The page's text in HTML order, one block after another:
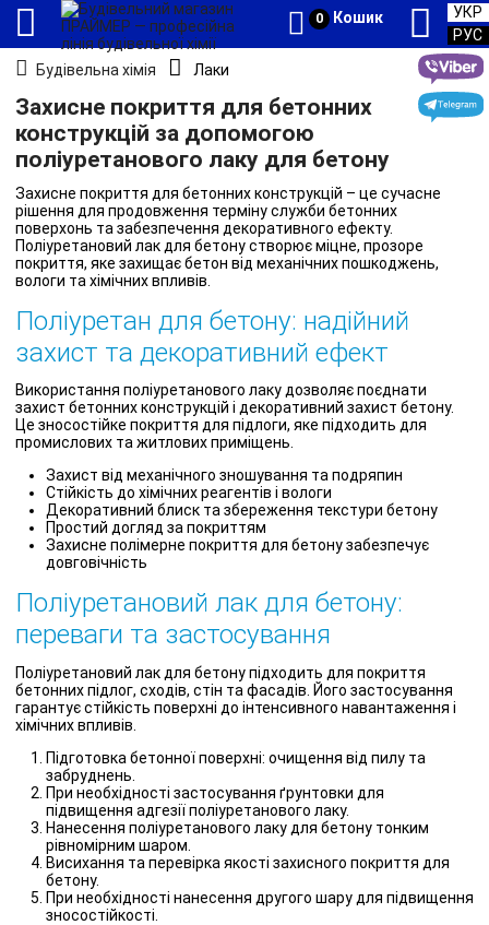
0 Кошик
УКР
РУС
Будівельна хімія
Лаки
Захисне покриття для бетонних
конструкцій за допомогою
поліуретанового лаку для бетону
Захисне покриття для бетонних конструкцій – це сучасне
рішення для продовження терміну служби бетонних
поверхонь та забезпечення декоративного ефекту.
Поліуретановий лак для бетону створює міцне, прозоре
покриття, яке захищає бетон від механічних пошкоджень,
вологи та хімічних впливів.
Поліуретан для бетону: надійний
захист та декоративний ефект
Використання поліуретанового лаку дозволяє поєднати
захист бетонних конструкцій і декоративний захист бетону.
Це зносостійке покриття для підлоги, яке підходить для
промислових та житлових приміщень.
Захист від механічного зношування та подряпин
Стійкість до хімічних реагентів і вологи
Декоративний блиск та збереження текстури бетону
Простий догляд за покриттям
Захисне полімерне покриття для бетону забезпечує
довговічність
Поліуретановий лак для бетону:
переваги та застосування
Поліуретановий лак для бетону підходить для покриття
бетонних підлог, сходів, стін та фасадів. Його застосування
гарантує стійкість поверхні до інтенсивного навантаження і
хімічних впливів.
Підготовка бетонної поверхні: очищення від пилу та
забруднень.
При необхідності застосування ґрунтовки для
підвищення адгезії поліуретанового лаку.
Нанесення поліуретанового лаку для бетону тонким
рівномірним шаром.
Висихання та перевірка якості захисного покриття для
бетону.
При необхідності нанесення другого шару для підвищення
зносостійкості.